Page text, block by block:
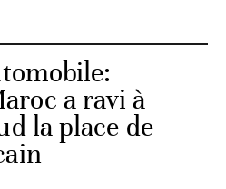
a ravi à
la place de